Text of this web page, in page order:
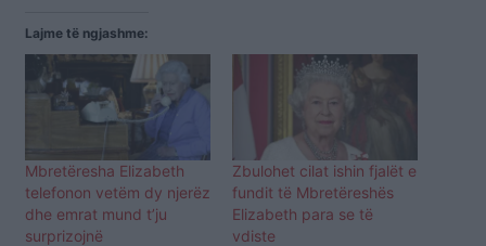
Lajme të ngjashme:
Mbretëresha Elizabeth
telefonon vetëm dy njerëz
dhe emrat mund t’ju
surprizojnë
Zbulohet cilat ishin fjalët e
fundit të Mbretëreshës
Elizabeth para se të
vdiste